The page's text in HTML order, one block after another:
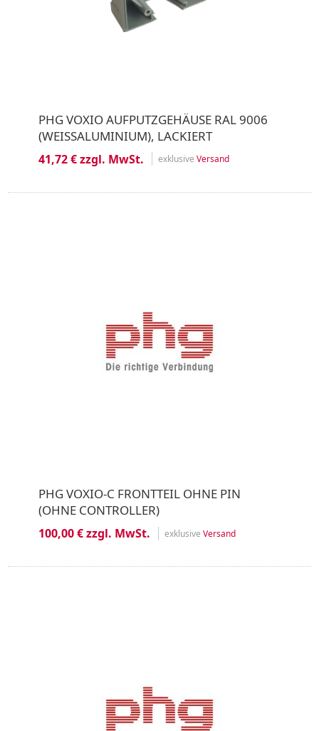
PHG VOXIO AUFPUTZGEHÄUSE RAL 9006
(WEISSALUMINIUM), LACKIERT
41,72 € zzgl. MwSt. exklusive Versand
PHG VOXIO-C FRONTTEIL OHNE PIN
(OHNE CONTROLLER)
100,00 € zzgl. MwSt. exklusive Versand